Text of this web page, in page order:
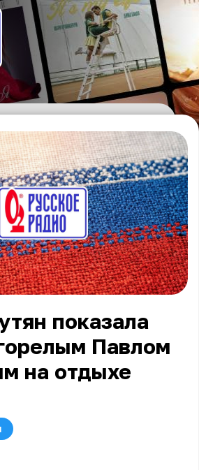
показала
Павлом
на отдыхе